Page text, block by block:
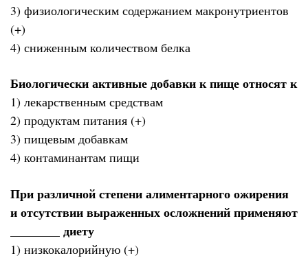
3) физиологическим содержанием макронутриентов
(+)
4) сниженным количеством белка
Биологически активные добавки к пище относят к
1) лекарственным средствам
2) продуктам питания (+)
3) пищевым добавкам
4) контаминантам пищи
При различной степени алиментарного ожирения
и отсутствии выраженных осложнений применяют
________ диету
1) низкокалорийную (+)